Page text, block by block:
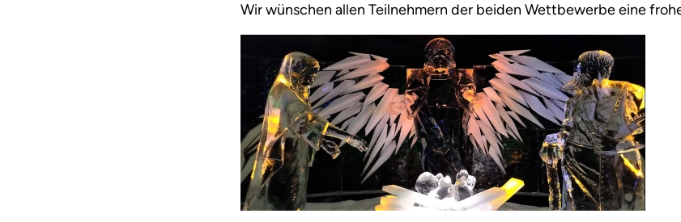
Wir wünschen allen Teilnehmern der beiden Wettbewerbe eine